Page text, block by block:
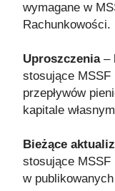
wymagane w
Rachunkowości.
Uproszczenia –
stosujące
przepływów
kapitale
Bieżące
stosujące
w